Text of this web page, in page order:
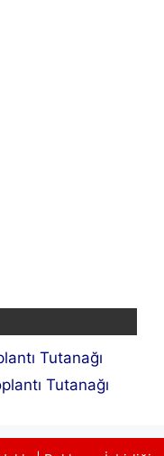
Tutanağı
Tutanağı